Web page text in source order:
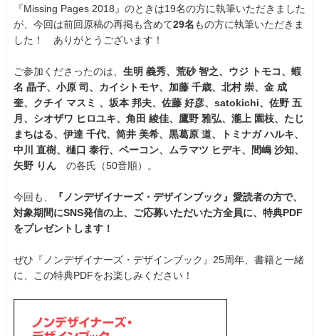
『Missing Pages 2018』のときは19名の方に執筆いただきました
が、今回は前回原稿の再掲も含めて29名もの方に執筆いただきま
した！ ありがとうございます！
ご参加くださったのは、 生明 義秀、荒砂 智之、ウジ トモコ、蝦
名 晶子、小原 司、カイシトモヤ、加藤 千歳、北村 崇、金 成
奎、クチイ マスミ 、坂本 邦夫、佐藤 好彦、satokichi、佐野 五
月、シオザワ ヒロユキ、角田 綾佳、鷹野 雅弘、瀧上 園枝、たじ
まちはる、伊達 千代、筒井 美希、黒葛原 道、トミナガ ハルキ、
中川 直樹、樋口 泰行、ベーコン、ムラマツ ヒデキ、間嶋 沙知、
矢野 りん の各氏（50音順）。
今回も、
『ノンデザイナーズ・デザインブック』愛読者の方で、
対象期間にSNS発信の上、ご応募いただいた方全員に、特典PDF
をプレゼントします！
ぜひ『ノンデザイナーズ・デザインブック』25周年、書籍と一緒
に、この特典PDFをお楽しみください！